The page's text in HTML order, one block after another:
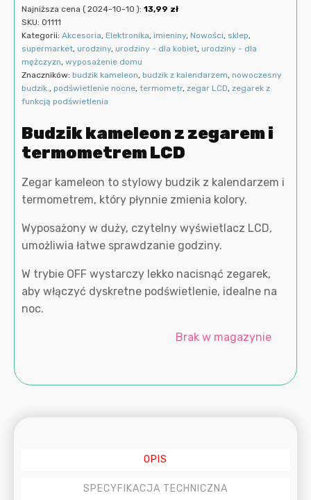
Najniższa cena ( 2024-10-10 ): 13,99 zł
SKU: 01111
Kategorii: Akcesoria, Elektronika, imieniny, Nowości, sklep,
supermarket, urodziny, urodziny - dla kobiet, urodziny - dla
mężczyzn, wyposażenie domu
Znaczników: budzik kameleon, budzik z kalendarzem, nowoczesny
budzik. , podświetlenie nocne, termometr, zegar LCD, zegarek z
funkcją podświetlenia
Budzik kameleon z zegarem i
termometrem LCD
Zegar kameleon to stylowy budzik z kalendarzem i
termometrem, który płynnie zmienia kolory.
Wyposażony w duży, czytelny wyświetlacz LCD,
umożliwia łatwe sprawdzanie godziny.
W trybie OFF wystarczy lekko nacisnąć zegarek,
aby włączyć dyskretne podświetlenie, idealne na
noc.
Brak w magazynie
OPIS
SPECYFIKACJA TECHNICZNA